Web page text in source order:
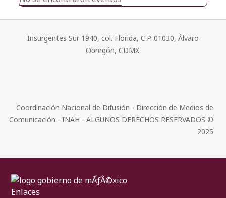
Insurgentes Sur 1940, col. Florida, C.P. 01030, Álvaro
Obregón, CDMX.
Coordinación Nacional de Difusión - Dirección de Medios de
Comunicación - INAH - ALGUNOS DERECHOS RESERVADOS ©
2025
Enlaces